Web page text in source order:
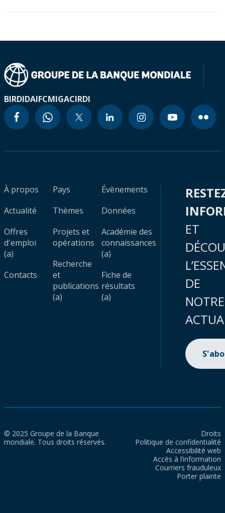
BIRDIDAIFCMIGACIRDI
À propos
Actualité
Offres
d'emploi
(a)
Contacts
Pays
Thèmes
Projets et
opérations
Recherche
et
publications
(a)
Évènements
Données
Académie des
connaissances
(a)
Fiche de
résultats
(a)
ET
DE
NOTRE
© 2025 Groupe de la Banque
mondiale. Tous droits réservés.
Droits
Politique de confidentialité
Accessibilité web
Accès à l’information
Courriers frauduleux
Porter plainte